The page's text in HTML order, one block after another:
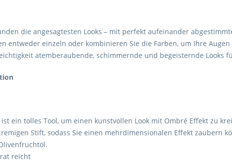
die angesagtesten Looks – mit perfekt aufeinander
entweder einzeln oder kombinieren Sie die Farben, um Ihre
atemberaubende, schimmernde und begeisternde Looks
ein tolles Tool, um einen kunstvollen Look mit Ombré Effekt zu
Stift, sodass Sie einen mehrdimensionalen Effekt zaubern
reicht